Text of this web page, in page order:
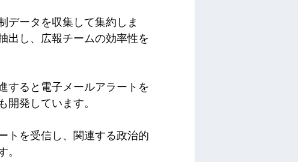
データを収集して集約しま
出し、広報チームの効率性を
すると電子メールアラートを
発しています。
トを受信し、関連する政治的